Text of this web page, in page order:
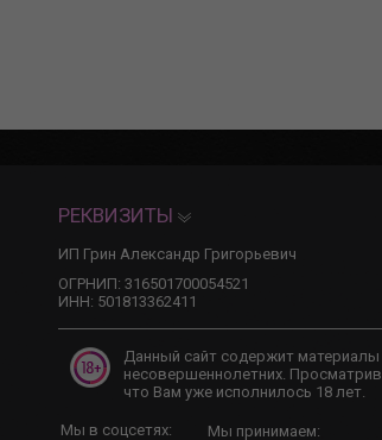
РЕКВИЗИТЫ
ИП Грин Александр Григорьевич
ОГРНИП: 316501700054521
ИНН: 501813362411
Данный сайт содержит
несовершеннолетних.
что Вам уже исполнилось 18 лет.
Мы в соцсетях: Мы принимаем: